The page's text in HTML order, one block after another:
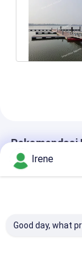
Rekomendasi
Irene
Good day, what